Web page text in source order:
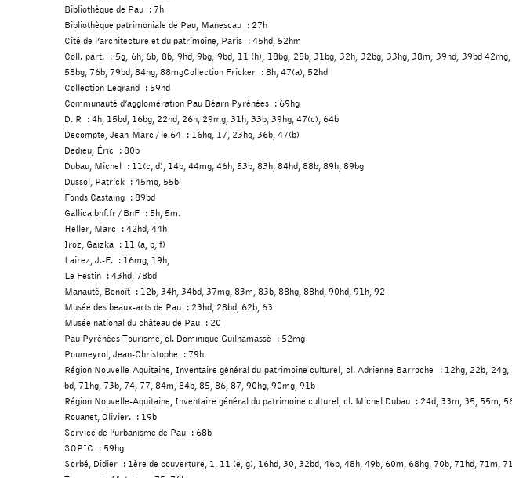
Bibliothèque de Pau : 7h
Bibliothèque patrimoniale de Pau, Manescau : 27h
Cité de l’architecture et du patrimoine, Paris : 45hd, 52hm
Coll. part. : 5g, 6h, 6b, 8b, 9hd, 9bg, 9bd, 11 (h), 18bg, 25b, 31bg, 32h, 32bg, 33hg, 38m, 39hd, 39bd
58bg, 76b, 79bd, 84hg, 88mgCollection Fricker : 8h, 47(a), 52hd
Collection Legrand : 59hd
Communauté d’agglomération Pau Béarn Pyrénées : 69hg
D. R : 4h, 15bd, 16bg, 22hd, 26h, 29mg, 31h, 33b, 39hg, 47(c), 64b
Decompte, Jean-Marc / le 64 : 16hg, 17, 23hg, 36b, 47(b)
Dedieu, Éric : 80b
Dubau, Michel : 11(c, d), 14b, 44mg, 46h, 53b, 83h, 84hd, 88b, 89h, 89bg
Dussol, Patrick : 45mg, 55b
Fonds Castaing : 89bd
Gallica.bnf.fr / BnF : 5h, 5m.
Heller, Marc : 42hd, 44h
Iroz, Gaizka : 11 (a, b, f)
Lairez, J.-F. : 16mg, 19h,
Le Festin : 43hd, 78bd
Manauté, Benoît : 12b, 34h, 34bd, 37mg, 83m, 83b, 88hg, 88hd, 90hd, 91h, 92
Musée des beaux-arts de Pau : 23hd, 28bd, 62b, 63
Musée national du château de Pau : 20
Pau Pyrénées Tourisme, cl. Dominique Guilhamassé : 52mg
Poumeyrol, Jean-Christophe : 79h
Région Nouvelle-Aquitaine, Inventaire général du patrimoine culturel, cl. Adrienne Barroche : 12hg, 22b,
bd, 71hg, 73b, 74, 77, 84m, 84b, 85, 86, 87, 90hg, 90mg, 91b
Région Nouvelle-Aquitaine, Inventaire général du patrimoine culturel, cl. Michel Dubau : 24d, 33m, 35, 55m,
Rouanet, Olivier. : 19b
Service de l’urbanisme de Pau : 68b
SOPIC : 59hg
Sorbé, Didier : 1ère de couverture, 1, 11 (e, g), 16hd, 30, 32bd, 46b, 48h, 49b, 60m, 68hg, 70b, 71hd, 71m,